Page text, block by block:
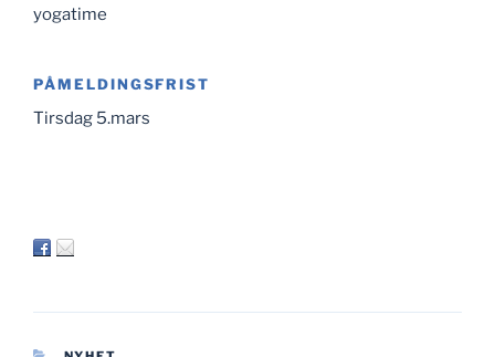
yogatime
PÅMELDINGSFRIST
Tirsdag 5.mars